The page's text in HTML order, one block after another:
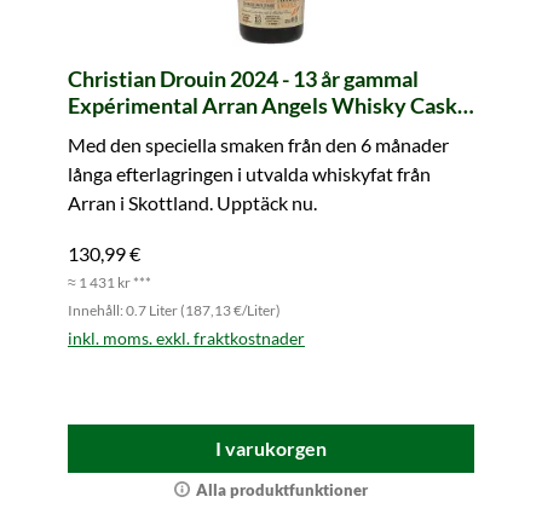
Christian Drouin 2024 - 13 år gammal
Expérimental Arran Angels Whisky Cask
Med den speciella smaken från den 6 månader
långa efterlagringen i utvalda whiskyfat från
Arran i Skottland. Upptäck nu.
130,99 €
≈ 1 431 kr ***
Innehåll: 0.7 Liter (187,13 €/Liter)
inkl. moms. exkl. fraktkostnader
I varukorgen
Alla produktfunktioner